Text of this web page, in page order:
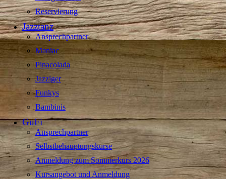
Reservierung
Jazztanz
Ansprechpartner
Maniac
Pinacolada
Jazziger
Funkys
Bambinis
GuFi
Ansprechpartner
Selbstbehauptungskurse
Anmeldung zum Sommerkurs 2026
Kursangebot und Anmeldung